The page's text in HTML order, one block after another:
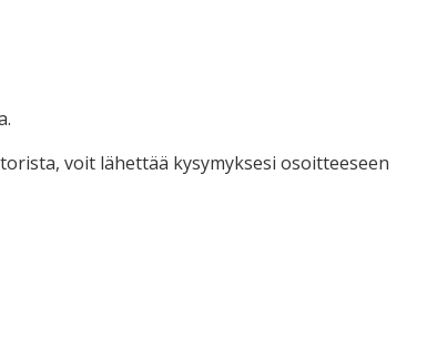
voit lähettää kysymyksesi osoitteeseen